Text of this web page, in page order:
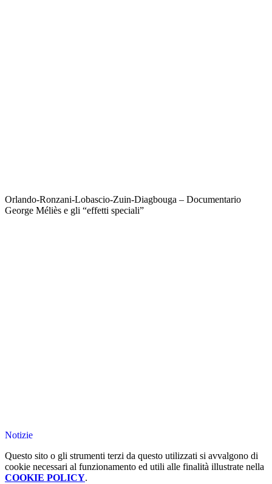
Orlando-Ronzani-Lobascio-Zuin-Diagbouga – Documentario
George Méliès e gli “effetti speciali”
Notizie
Questo sito o gli strumenti terzi da questo utilizzati si avvalgono di
cookie necessari al funzionamento ed utili alle finalità illustrate nella
COOKIE POLICY.